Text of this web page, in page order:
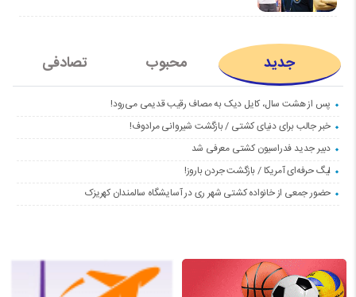
جدید محبوب تصادفی
پس از هشت سال، کایل دیک به مصاف رقیب قدیمی می‌رود!
خبر جالب برای دنیای کشتی / بازگشت شیروانی مرادوف!
دبیر جدید فدراسیون کشتی معرفی شد
لیگ حرفه‌ای آمریکا / بازگشت جردن باروز!
حضور جمعی از خانواده کشتی شهر ری در آسایشگاه سالمندان کهریزک